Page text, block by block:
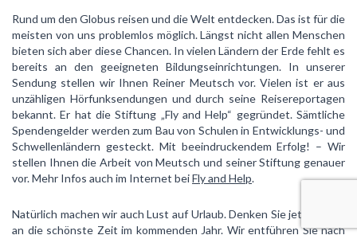
Rund um den Globus reisen und die Welt entdecken. Das ist für die
meisten von uns problemlos möglich. Längst nicht allen Menschen
bieten sich aber diese Chancen. In vielen Ländern der Erde fehlt es
bereits an den geeigneten Bildungseinrichtungen. In unserer
Sendung stellen wir Ihnen Reiner Meutsch vor. Vielen ist er aus
unzähligen Hörfunksendungen und durch seine Reisereportagen
bekannt. Er hat die Stiftung „Fly and Help“ gegründet. Sämtliche
Spendengelder werden zum Bau von Schulen in Entwicklungs- und
Schwellenländern gesteckt. Mit beeindruckendem Erfolg! – Wir
stellen Ihnen die Arbeit von Meutsch und seiner Stiftung genauer
vor. Mehr Infos auch im Internet beiFly and Help.
Natürlich machen wir auch Lust auf Urlaub. Denken Sie jetzt schon
an die schönste Zeit im kommenden Jahr. Wir entführen Sie nach